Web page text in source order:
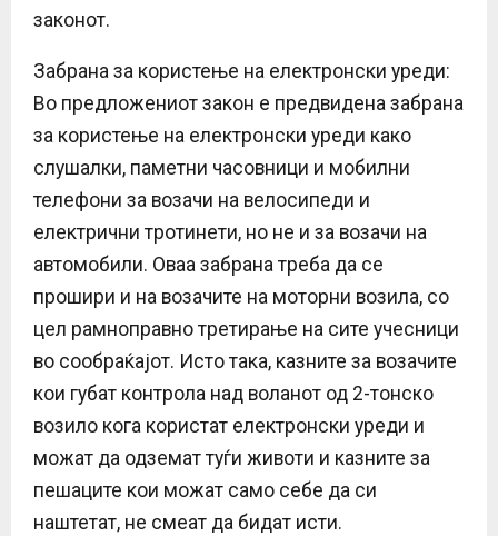
законот.
Забрана за користење на електронски уреди:
Во предложениот закон е предвидена забрана
за користење на електронски уреди како
слушалки, паметни часовници и мобилни
телефони за возачи на велосипеди и
електрични тротинети, но не и за возачи на
автомобили. Оваа забрана треба да се
прошири и на возачите на моторни возила, со
цел рамноправно третирање на сите учесници
во сообраќајот. Исто така, казните за возачите
кои губат контрола над воланот од 2-тонско
возило кога користат електронски уреди и
можат да одземат туѓи животи и казните за
пешаците кои можат само себе да си
наштетат, не смеат да бидат исти.